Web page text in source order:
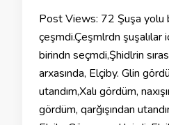
Post Views: 72 Şuşa yolu
çeşmәdi.Çeşmәlәrdәn
birindәn seçmәdi,Şәhidlәrin
arxasında, Elçibәy. Gәlin
utandım,Xalı gördüm,
gördüm, qarğışından